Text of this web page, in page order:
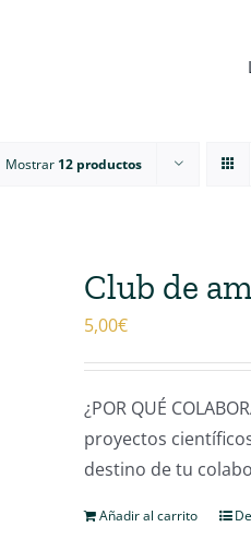
Mostrar 12 productos
Club de
5,00€
¿POR QUÉ
proyectos
destino de tu
Añadir al carrito